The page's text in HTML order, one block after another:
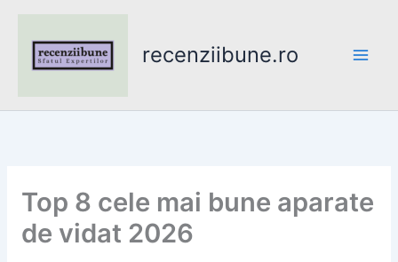
content
recenziibune.ro
Top 8 cele mai bune aparate
de vidat 2026